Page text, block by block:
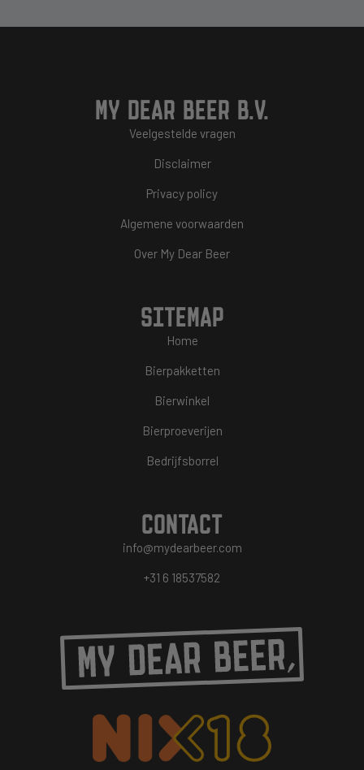
MY DEAR BEER B.V.
Veelgestelde vragen
Disclaimer
Privacy policy
Algemene voorwaarden
Over My Dear Beer
SITEMAP
Home
Bierpakketten
Bierwinkel
Bierproeverijen
Bedrijfsborrel
CONTACT
info@mydearbeer.com
+31 6 18537582